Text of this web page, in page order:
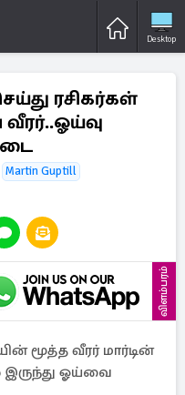
Desktop
ரசிகர்கள்
Martin Guptill
விளம்பரம்
மூத்த வீரர் மார்டின்
இருந்து ஓய்வை